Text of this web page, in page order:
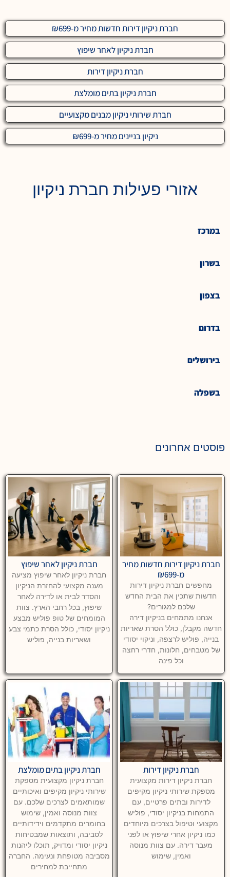
חברת ניקיון דירות חדשות מחיר מ-₪699
חברת ניקיון לאחר שיפוץ
חברת ניקיון דירות
חברת ניקיון בתים מומלצת
חברת שירותי ניקיון מבנים מקצועיים
ניקיון בניינים מחיר מ-₪699
אזורי פעילות חברת ניקיון
במרכז
בשרון
בצפון
בדרום
בירושלים
בשפלה
פוסטים אחרונים
חברת ניקיון דירות חדשות מחיר
מ-₪699
מחפשים חברת ניקיון דירות
חדשות שתכין את הבית החדש
שלכם למגורים?
אנחנו מתמחים בניקיון דירה
חדשה מקבלן, כולל הסרת שאריות
בנייה, פוליש לרצפה, וניקוי יסודי
של מטבחים, חלונות, חדרי רחצה
וכל פינה
חברת ניקיון לאחר שיפוץ
חברת ניקיון לאחר שיפוץ מציעה
מענה מקצועי להחזרת הניקיון
והסדר לבית או לדירה לאחר
שיפוץ, בכל רחבי הארץ. צוות
המומחים של טופ פוליש מבצע
ניקיון יסודי, כולל הסרת כתמי צבע
ושאריות בנייה, פוליש
חברת ניקיון דירות
חברת ניקיון דירות מקצועית
מספקת שירותי ניקיון מקיפים
לדירות ובתים פרטיים, עם
התמחות בניקיון יסודי, פוליש
מקצועי וטיפול בצרכים מיוחדים
כמו ניקיון אחרי שיפוץ או לפני
מעבר דירה. עם צוות מנוסה
ואמין, שימוש
חברת ניקיון בתים מומלצת
חברת ניקיון מקצועית מספקת
שירותי ניקיון מקיפים ואיכותיים
שמותאמים לצרכים שלכם. עם
צוות מנוסה ואמין, שימוש
בחומרים מתקדמים וידידותיים
לסביבה, ותוצאות שמבטיחות
ניקיון יסודי ומדויק, תוכלו ליהנות
מסביבה מטופחת ונעימה. החברה
מתחייבת למחירים